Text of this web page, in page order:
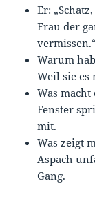
Er:
Frau der
Warum
Weil sie es
Was
Fenster
mit.
Was zeigt
Aspach
Gang.